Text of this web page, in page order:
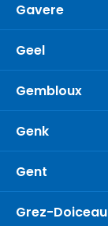
Gavere
Geel
Gembloux
Genk
Gent
Grez-Doiceau